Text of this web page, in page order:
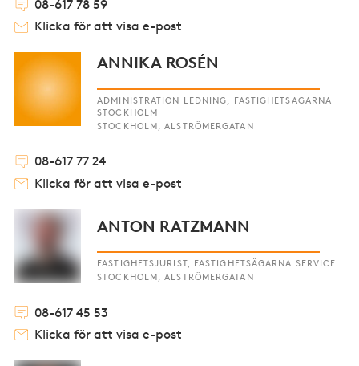
08-617 78 59
Klicka för att visa e-post
ANNIKA ROSÉN
ADMINISTRATION LEDNING, FASTIGHETSÄGARNA
STOCKHOLM
STOCKHOLM, ALSTRÖMERGATAN
08-617 77 24
Klicka för att visa e-post
ANTON RATZMANN
FASTIGHETSJURIST, FASTIGHETSÄGARNA SERVICE
STOCKHOLM, ALSTRÖMERGATAN
08-617 45 53
Klicka för att visa e-post